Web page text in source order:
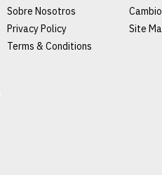
Sobre Nosotros
Privacy Policy
Terms & Conditions
Site